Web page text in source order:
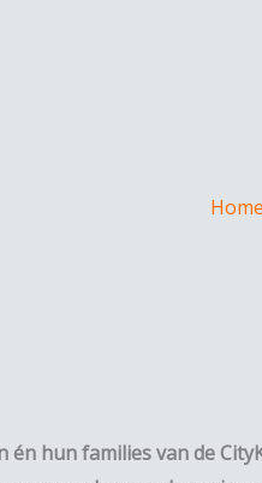
Home
hun families van de